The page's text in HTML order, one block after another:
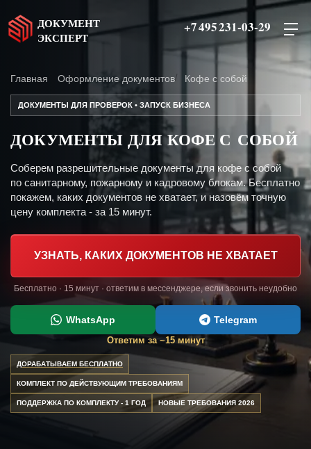
ДОКУМЕНТ
ЭКСПЕРТ
+7 495 231-03-29
Главная Оформление документов Кофе с собой
ДОКУМЕНТЫ ДЛЯ ПРОВЕРОК • ЗАПУСК БИЗНЕСА
ДОКУМЕНТЫ ДЛЯ КОФЕ С СОБОЙ
Соберем разрешительные документы для кофе с собой
по санитарному, пожарному и кадровому блокам. Бесплатно
покажем, каких документов не хватает, и назовём точную
цену комплекта - за 15 минут.
УЗНАТЬ, КАКИХ ДОКУМЕНТОВ НЕ ХВАТАЕТ
Бесплатно · 15 минут · ответим в мессенджере, если звонить неудобно
WhatsApp Telegram
Ответим за ~15 минут
ДОРАБАТЫВАЕМ БЕСПЛАТНО
КОМПЛЕКТ ПО ДЕЙСТВУЮЩИМ ТРЕБОВАНИЯМ
ПОДДЕРЖКА ПО КОМПЛЕКТУ - 1 ГОД НОВЫЕ ТРЕБОВАНИЯ 2026